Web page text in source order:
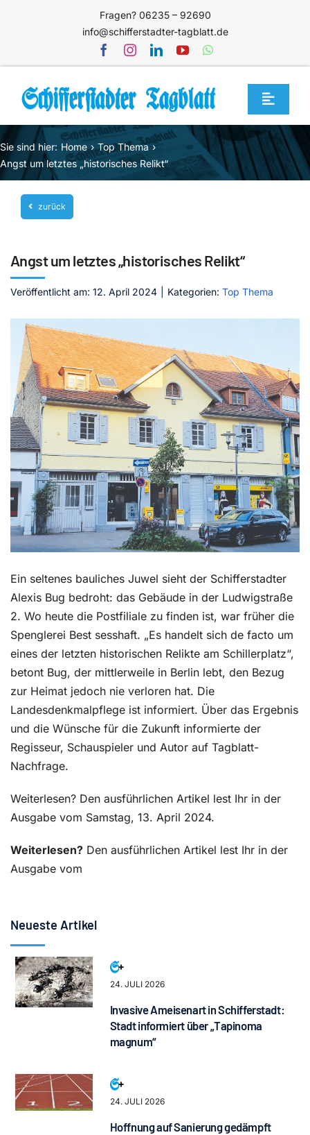
Fragen? 06235 – 92690
info@schifferstadter-tagblatt.de
Toggle
Home
Themen
Blog
Unternehmen
Mediathek
Kontakt
Sie sind hier: Home
Top Thema
Angst um letztes „historisches Relikt“
zurück
Angst um letztes „historisches Relikt“
Veröffentlicht am: 12. April 2024 Kategorien: Top Thema
Ein seltenes bauliches Juwel sieht der Schifferstadter
Alexis Bug bedroht: das Gebäude in der Ludwigstraße
2. Wo heute die Postfiliale zu finden ist, war früher die
Spenglerei Best sesshaft. „Es handelt sich de facto um
eines der letzten historischen Relikte am Schillerplatz“,
betont Bug, der mittlerweile in Berlin lebt, den Bezug
zur Heimat jedoch nie verloren hat. Die
Landesdenkmalpflege ist informiert. Über das Ergebnis
und die Wünsche für die Zukunft informierte der
Regisseur, Schauspieler und Autor auf Tagblatt-
Nachfrage.
Weiterlesen? Den ausführlichen Artikel lest Ihr in der
Ausgabe vom Samstag, 13. April 2024.
Weiterlesen? Den ausführlichen Artikel lest Ihr in der
Ausgabe vom
Neueste Artikel
24. JULI 2026
Invasive Ameisenart in Schifferstadt:
Stadt informiert über „Tapinoma
magnum“
24. JULI 2026
Hoffnung auf Sanierung gedämpft